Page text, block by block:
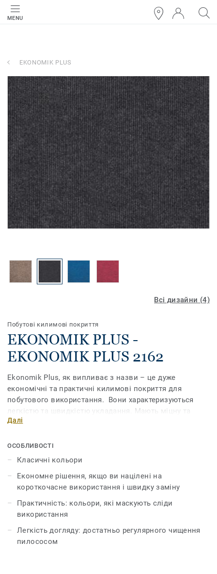
MENU
EKONOMIK PLUS
Всі дизайни (4)
Побутові килимові покриття
EKONOMIK PLUS -
EKONOMIK PLUS 2162
Ekonomik Plus, як випливає з назви – це дуже
економічні та практичні килимові покриття для
побутового використання. Вони характеризуються
легкістю та швидкістю укладання. Мають міцну та
надійну конструкцію, невибагливі у догляді та чудово
Далі
ОСОБЛИВОСТІ
Класичні кольори
Економне рішення, якщо ви націлені на
короткочасне використання і швидку заміну
Практичність: кольори, які маскують сліди
використання
Легкість догляду: достатньо регулярного чищення
пилососом